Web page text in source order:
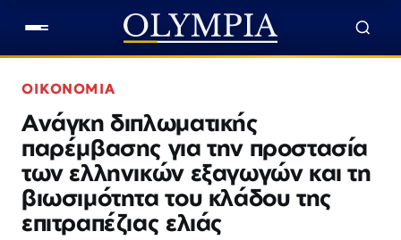
ΟΙΚΟΝΟΜΙΑ
Ανάγκη διπλωματικής
παρέμβασης για την προστασία
των ελληνικών εξαγωγών και τη
βιωσιμότητα του κλάδου της
επιτραπέζιας ελιάς